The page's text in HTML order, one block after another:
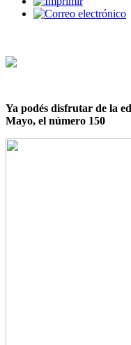
Ya podés disfrutar de la
Mayo, el número 150